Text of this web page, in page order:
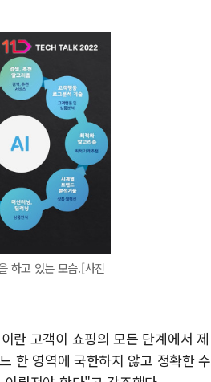
하고 있는 모습.[사진
란 고객이 쇼핑의 모든 단계에서 제
한 영역에 국한하지 않고 정확한 수